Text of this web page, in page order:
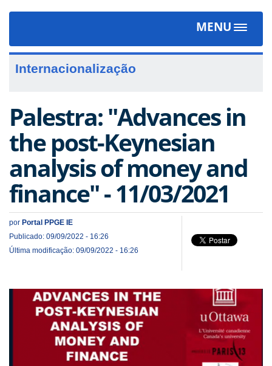
MENU
Toggle
Internacionalização
Palestra: "Advances in
the post-Keynesian
analysis of money and
finance" - 11/03/2021
por Portal PPGE IE
Publicado: 09/09/2022 - 16:26
Última modificação: 09/09/2022 - 16:26